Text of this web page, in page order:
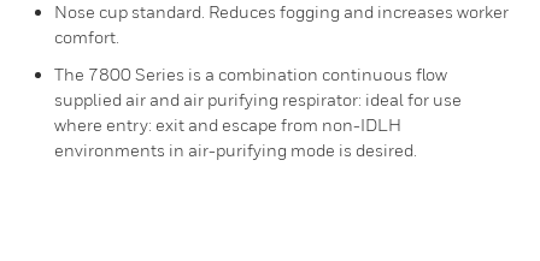
Nose cup standard. Reduces fogging and increases worker
comfort.
The 7800 Series is a combination continuous flow
supplied air and air purifying respirator: ideal for use
where entry: exit and escape from non-IDLH
environments in air-purifying mode is desired.